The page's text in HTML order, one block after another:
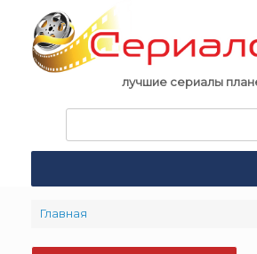
content
лучшие сериалы
поиска:
Главная